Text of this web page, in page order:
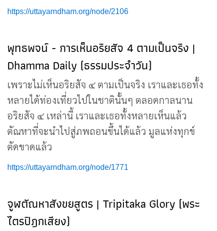
https://uttayarndham.org/node/2106
พุทธพจน์ - การเห็นอริยสัจ 4 ตามเป็นจริง |
Dhamma Daily (ธรรมประจำวัน)
เพราะไม่เห็นอริยสัจ ๔ ตามเป็นจริง เราและเธอทั้ง
หลายได้ท่องเที่ยวไปในชาตินั้นๆ ตลอดกาลนาน
อริยสัจ ๔ เหล่านี้ เราและเธอทั้งหลายเห็นแล้ว
ตัณหาที่จะนำไปสู่ภพถอนขึ้นได้แล้ว มูลแห่งทุกข์
ตัดขาดแล้ว
https://uttayarndham.org/node/1771
จูฬตัณหาสังขยสูตร | Tripitaka Glory (พระ
ไตรปิฎกเสียง)